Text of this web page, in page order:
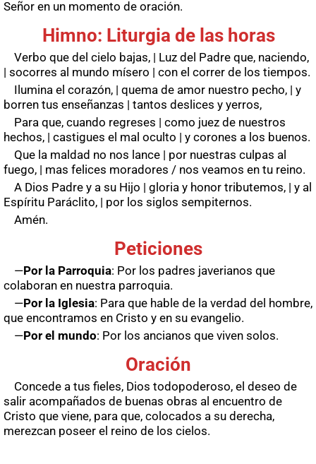
Señor en un momento de oración.
Himno: Liturgia de las horas
Verbo que del cielo bajas, | Luz del Padre que, naciendo,
| socorres al mundo mísero | con el correr de los tiempos.
Ilumina el corazón, | quema de amor nuestro pecho, | y
borren tus enseñanzas | tantos deslices y yerros,
Para que, cuando regreses | como juez de nuestros
hechos, | castigues el mal oculto | y corones a los buenos.
Que la maldad no nos lance | por nuestras culpas al
fuego, | mas felices moradores / nos veamos en tu reino.
A Dios Padre y a su Hijo | gloria y honor tributemos, | y al
Espíritu Paráclito, | por los siglos sempiternos.
Amén.
Peticiones
—Por la Parroquia: Por los padres javerianos que
colaboran en nuestra parroquia.
—Por la Iglesia: Para que hable de la verdad del hombre,
que encontramos en Cristo y en su evangelio.
—Por el mundo: Por los ancianos que viven solos.
Oración
Concede a tus fieles, Dios todopoderoso, el deseo de
salir acompañados de buenas obras al encuentro de
Cristo que viene, para que, colocados a su derecha,
merezcan poseer el reino de los cielos.